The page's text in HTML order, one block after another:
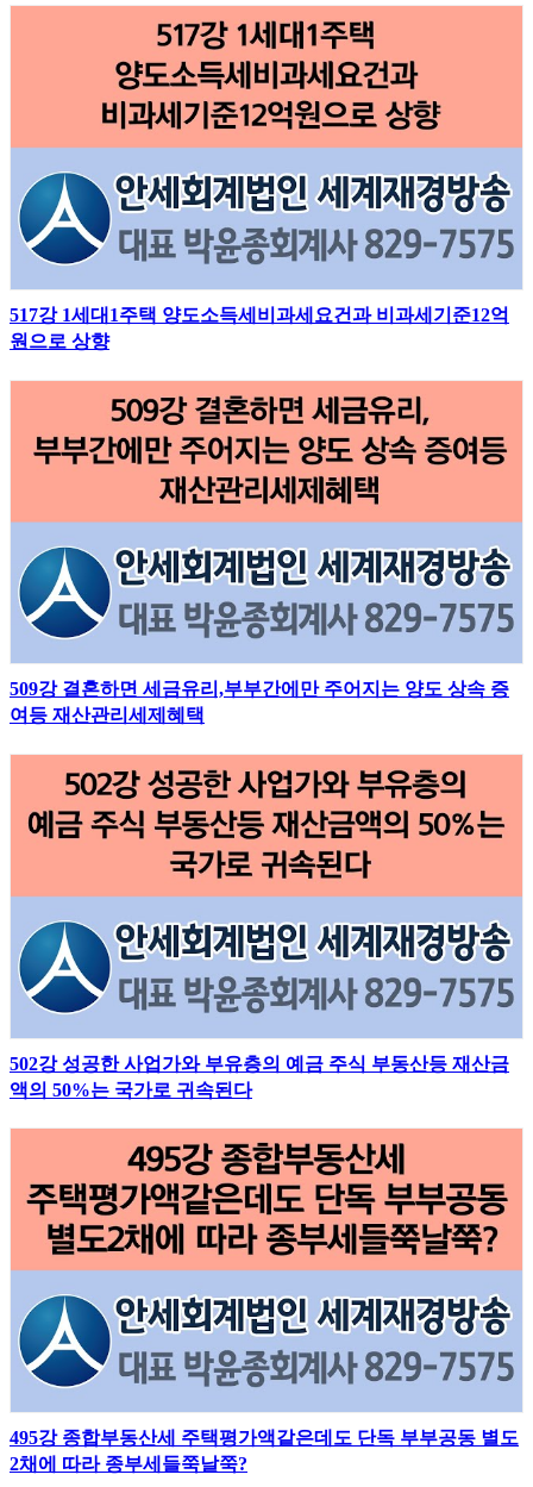
517강 1세대1주택 양도소득세비과세요건과 비과세기준12억
원으로 상향
509강 결혼하면 세금유리,부부간에만 주어지는 양도 상속 증
여등 재산관리세제혜택
502강 성공한 사업가와 부유층의 예금 주식 부동산등 재산금
액의 50%는 국가로 귀속된다
495강 종합부동산세 주택평가액같은데도 단독 부부공동 별도
2채에 따라 종부세들쭉날쭉?